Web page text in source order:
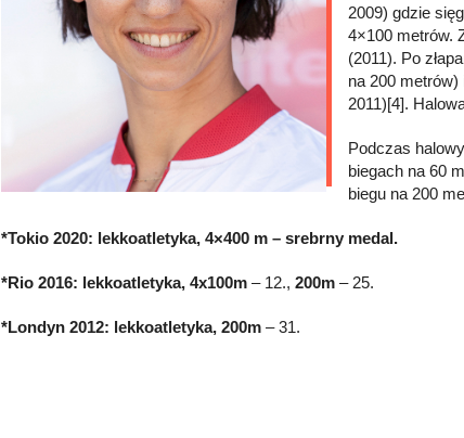
2009) gdzie
4×100 metrów.
(2011). Po
na 200
2011)[4].
Podczas
biegach na 60
biegu na 200
*Tokio 2020: lekkoatletyka, 4×400 m – srebrny medal.
*Rio 2016: lekkoatletyka, 4x100m – 12., 200m – 25.
*Londyn 2012: lekkoatletyka, 200m – 31.